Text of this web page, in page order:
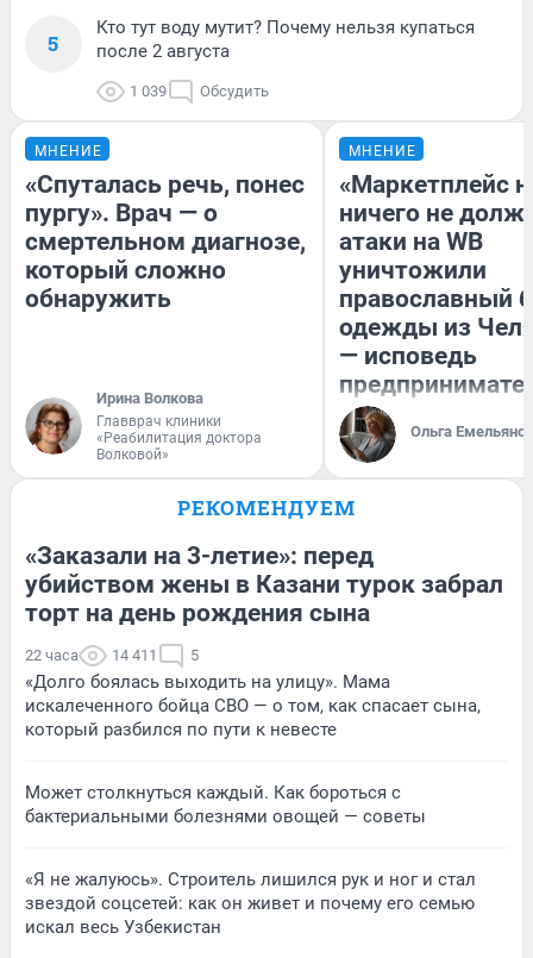
5
Кто тут воду мутит? Почему нельзя купаться
после 2 августа
1 039 Обсудить
МНЕНИЕ
«Спуталась речь, понес
пургу». Врач — о
смертельном диагнозе,
который сложно
обнаружить
Ирина Волкова
Главврач клиники
«Реабилитация доктора
Волковой»
МНЕНИЕ
«Маркетплейс
ничего не
атаки на WB
уничтожили
православный
одежды из
— исповедь
Ольга
РЕКОМЕНДУЕМ
«Заказали на 3-летие»: перед
убийством жены в Казани турок забрал
торт на день рождения сына
22 часа 14 411 5
«Долго боялась выходить на улицу». Мама
искалеченного бойца СВО — о том, как спасает сына,
который разбился по пути к невесте
Может столкнуться каждый. Как бороться с
бактериальными болезнями овощей — советы
«Я не жалуюсь». Строитель лишился рук и ног и стал
звездой соцсетей: как он живет и почему его семью
искал весь Узбекистан